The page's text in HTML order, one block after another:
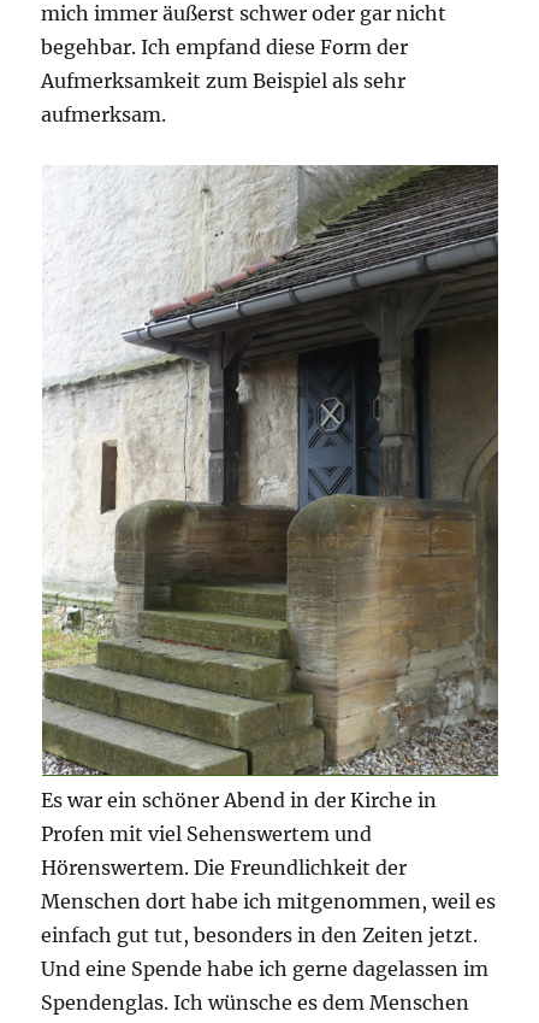
mich immer äußerst schwer oder gar nicht
begehbar. Ich empfand diese Form der
Aufmerksamkeit zum Beispiel als sehr
aufmerksam.
Es war ein schöner Abend in der Kirche in
Profen mit viel Sehenswertem und
Hörenswertem. Die Freundlichkeit der
Menschen dort habe ich mitgenommen, weil es
einfach gut tut, besonders in den Zeiten jetzt.
Und eine Spende habe ich gerne dagelassen im
Spendenglas. Ich wünsche es dem Menschen